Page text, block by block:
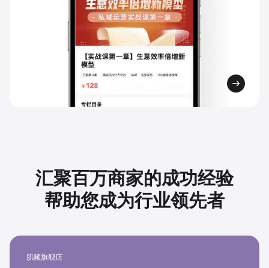
汇聚百万商家的成功经验
帮助您成为行业领先者
肌频旗舰店